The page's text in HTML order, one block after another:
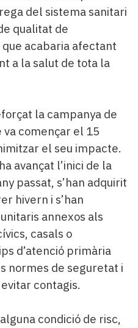
del sistema sanitari
qualitat de
que acabaria afectant
a la salut de tota la
la campanya de
va començar el 15
el seu impacte.
avançat l’inici de la
passat, s’han adquirit
hivern i s’han
annexos als
casals o
d’atenció primària
normes de seguretat i
contagis.
condició de risc,